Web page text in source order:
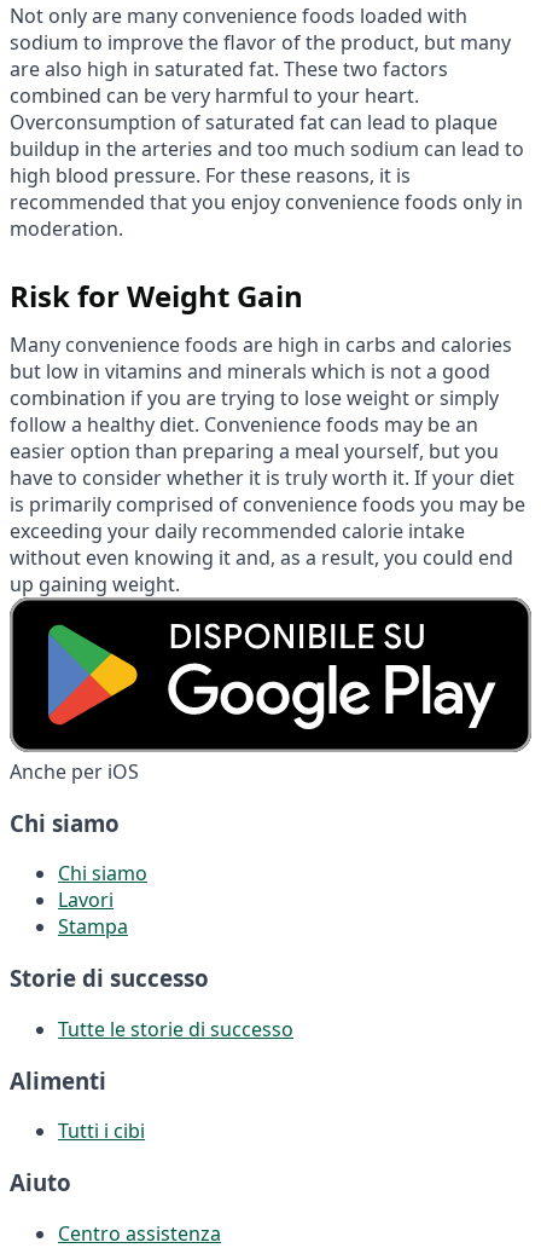
Not only are many convenience foods loaded with
sodium to improve the flavor of the product, but many
are also high in saturated fat. These two factors
combined can be very harmful to your heart.
Overconsumption of saturated fat can lead to plaque
buildup in the arteries and too much sodium can lead to
high blood pressure. For these reasons, it is
recommended that you enjoy convenience foods only in
moderation.
Risk for Weight Gain
Many convenience foods are high in carbs and calories
but low in vitamins and minerals which is not a good
combination if you are trying to lose weight or simply
follow a healthy diet. Convenience foods may be an
easier option than preparing a meal yourself, but you
have to consider whether it is truly worth it. If your diet
is primarily comprised of convenience foods you may be
exceeding your daily recommended calorie intake
without even knowing it and, as a result, you could end
up gaining weight.
Anche per iOS
Chi siamo
Chi siamo
Lavori
Stampa
Storie di successo
Tutte le storie di successo
Alimenti
Tutti i cibi
Aiuto
Centro assistenza